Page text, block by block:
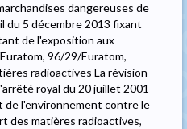
dangereuses de
du 5 décembre 2013 fixant
de l'exposition aux
96/29/Euratom,
radioactives La révision
royal du 20 juillet 2001
de l'environnement contre le
des matières radioactives,